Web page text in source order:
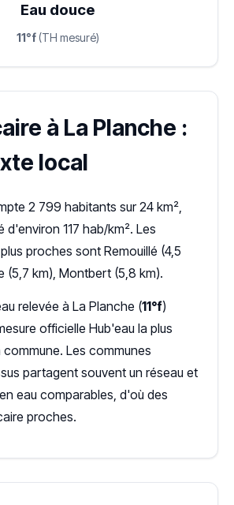
Eau douce
11°f(TH mesuré)
à La Planche :
local
2 799 habitants sur 24 km²,
d'environ 117 hab/km². Les
proches sont Remouillé (4,5
(5,7 km), Montbert (5,8 km).
relevée à La Planche (11°f)
officielle Hub'eau la plus
Les communes
partagent souvent un réseau et
eau comparables, d'où des
proches.